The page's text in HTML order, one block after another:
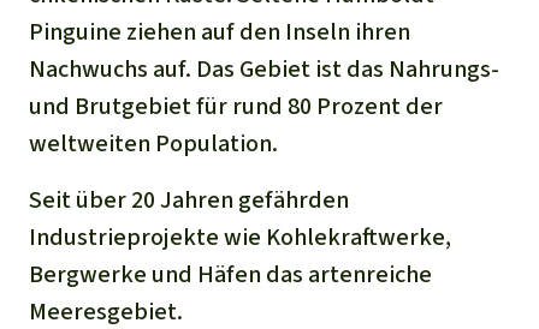
Pinguine ziehen auf den Inseln ihren
Nachwuchs auf. Das Gebiet ist das Nahrungs-
und Brutgebiet für rund 80 Prozent der
weltweiten Population.
Seit über 20 Jahren gefährden
Industrieprojekte wie Kohlekraftwerke,
Bergwerke und Häfen das artenreiche
Meeresgebiet.